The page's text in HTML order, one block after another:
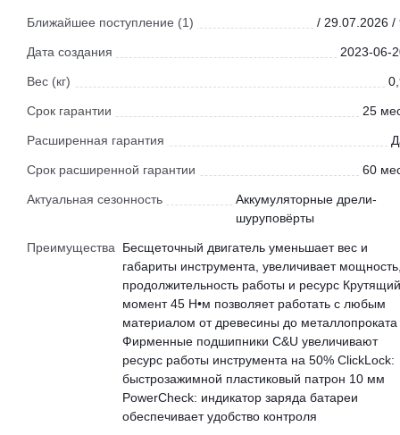
Ближайшее поступление (1) / 29.07.2026 /
Дата создания 2023-06-
Вес (кг)
Срок гарантии 25
Расширенная гарантия
Срок расширенной гарантии 60
Актуальная сезонность
Аккумуляторные дрели-
шуруповёрты
Преимущества
Бесщеточный двигатель уменьшает вес и
габариты инструмента, увеличивает
продолжительность работы и ресурс Крутящий
момент 45 Н•м позволяет работать с любым
материалом от древесины до металлопроката
Фирменные подшипники C&U увеличивают
ресурс работы инструмента на 50% ClickLock:
быстрозажимной пластиковый патрон 10 мм
PowerCheck: индикатор заряда батареи
обеспечивает удобство контроля